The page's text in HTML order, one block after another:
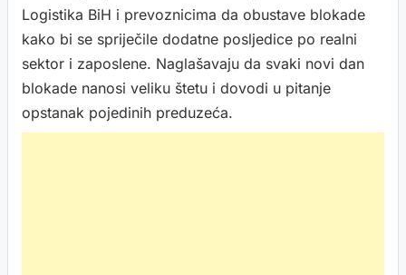
Logistika BiH i prevoznicima da obustave blokade
kako bi se spriječile dodatne posljedice po realni
sektor i zaposlene. Naglašavaju da svaki novi dan
blokade nanosi veliku štetu i dovodi u pitanje
opstanak pojedinih preduzeća.